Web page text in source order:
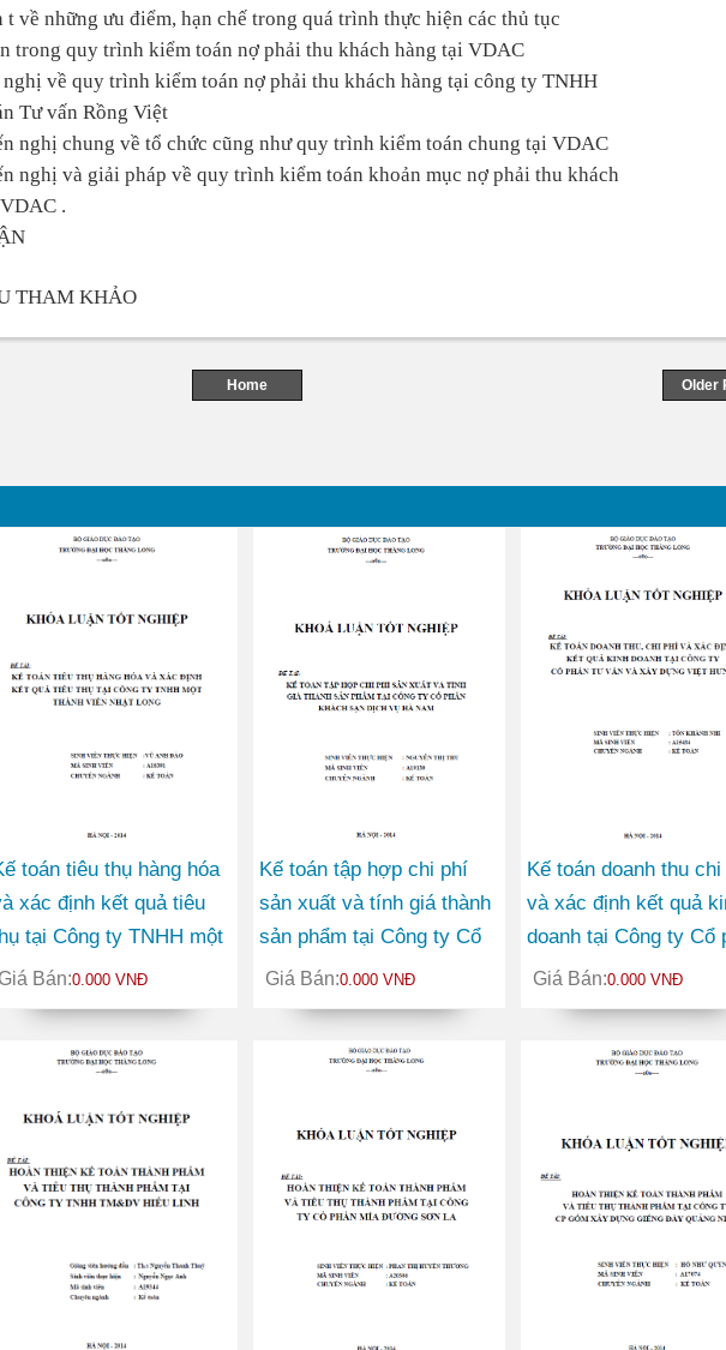
t về những ưu điểm, hạn chế trong quá trình thực hiện các thủ tục
trong quy trình kiểm toán nợ phải thu khách hàng tại VDAC
về quy trình kiểm toán nợ phải thu khách hàng tại công ty TNHH
Tư vấn Rồng Việt
nghị chung về tổ chức cũng như quy trình kiểm toán chung tại VDAC
nghị và giải pháp về quy trình kiểm toán khoản mục nợ phải thu khách
.
THAM KHẢO
Older
Home
toán tiêu thụ hàng hóa
xác định kết quả tiêu
tại Công ty TNHH một
thành viên Nhật Long
Giá Bán:0.000 VNĐ
Kế toán tập hợp chi phí
sản xuất và tính giá thành
sản phẩm tại Công ty Cổ
phần Khách sạn Dịch vụ
Hà Nam
Giá Bán:0.000 VNĐ
Kế toán doanh thu
và xác định kết quả
doanh tại Công ty Cổ
Tư vấn và Xây dựng
Hưng
Giá Bán:0.000 VNĐ